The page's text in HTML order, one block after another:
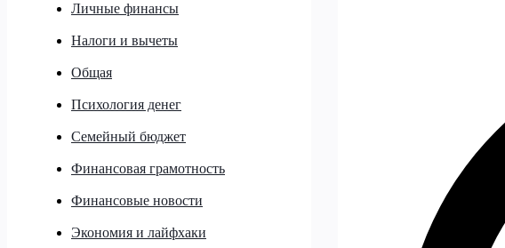
Личные финансы
Налоги и вычеты
Общая
Психология денег
Семейный бюджет
Финансовая грамотность
Финансовые новости
Экономия и лайфхаки